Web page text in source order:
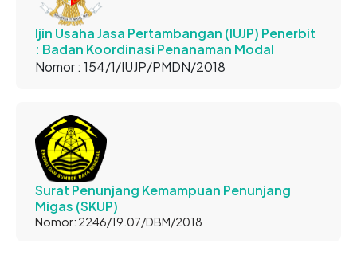
Ijin Usaha Jasa Pertambangan (IUJP) Penerbit
: Badan Koordinasi Penanaman Modal
Nomor : 154/1/IUJP/PMDN/2018
Surat Penunjang Kemampuan Penunjang
Migas (SKUP)
Nomor: 2246/19.07/DBM/2018